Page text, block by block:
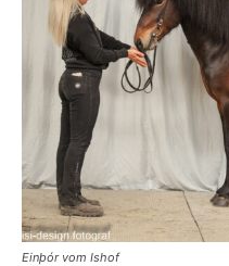
Einþór vom Ishof